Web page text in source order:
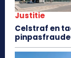
Justitie
Celstraf en